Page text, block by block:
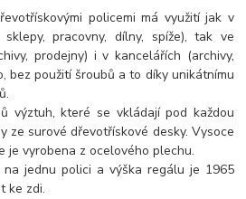
policemi má využití jak v
pracovny, dílny, spíže), tak ve
prodejny) i v kancelářích (archivy,
bez použití šroubů a to díky unikátnímu
výztuh, které se vkládají pod každou
ze surové dřevotřískové desky. Vysoce
je vyrobena z ocelového plechu.
jednu polici a výška regálu je 1965
ke zdi.